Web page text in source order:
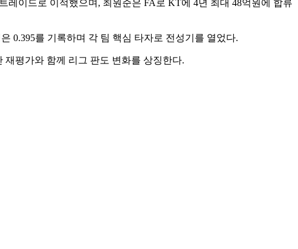
레이드로 이적했으며, 최원준은 FA로 KT에 4년 최대 48억원에 합류
0.395를 기록하며 각 팀 핵심 타자로 전성기를 열었다.
평가와 함께 리그 판도 변화를 상징한다.